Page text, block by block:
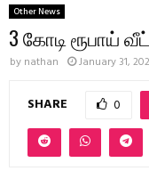
Other News
3 கோடி ரூபாய்
by nathan January 31,
SHARE 0